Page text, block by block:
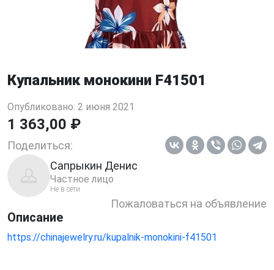
Купальник монокини F41501
Опубликовано: 2 июня 2021
1 363,00 ₽
Поделиться:
Сапрыкин Денис
Частное лицо
Не в сети
Пожаловаться на объявление
Описание
https://chinajewelry.ru/kupalnik-monokini-f41501